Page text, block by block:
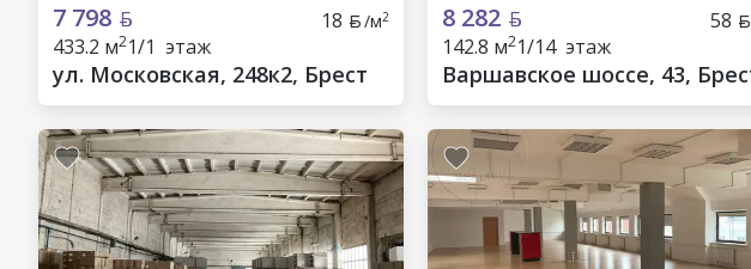
7 798 18 /м2
433.2 м21/1 этаж
ул. Московская, 248к2, Брест
8 282 58
142.8 м21/14 этаж
Варшавское шоссе, 43,